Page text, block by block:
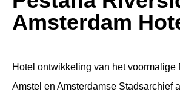
Amsterdam
Hotel ontwikkeling van het voormalige
Amstel en Amsterdamse Stadsarchief